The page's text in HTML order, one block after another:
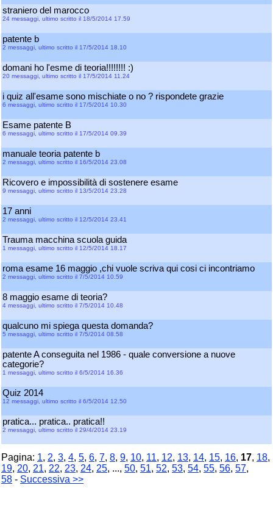
straniero del marocco
24 messaggi, ultimo scritto il 18/5/2014 17.59
patente b
2 messaggi, ultimo scritto il 17/5/2014 18.10
domani ho l'esme di teoria!!!!!!!! :)
20 messaggi, ultimo scritto il 17/5/2014 11.24
i quiz all'esame sono mischiate o no ? rispondete grazie
6 messaggi, ultimo scritto il 17/5/2014 10.30
Esame patente B
6 messaggi, ultimo scritto il 17/5/2014 09.39
manuale teoria patente b
2 messaggi, ultimo scritto il 16/5/2014 23.08
Ricovero e impossibilità di sostenere esame
9 messaggi, ultimo scritto il 13/5/2014 23.28
17 anni
2 messaggi, ultimo scritto il 12/5/2014 23.41
Trauma macchina scuola guida
1 messaggi, ultimo scritto il 12/5/2014 18.17
roma esame 16 maggio ,chi vuole scriva qui cosi ci incontriamo
2 messaggi, ultimo scritto il 7/5/2014 10.59
8 maggio esame di teoria?
4 messaggi, ultimo scritto il 7/5/2014 10.48
qualcuno mi spiega questa domanda?
5 messaggi, ultimo scritto il 7/5/2014 08.58
patente A conseguita nel 1986 - quale conversione a nuove
categorie?
1 messaggi, ultimo scritto il 6/5/2014 16.36
Quiz 2014
12 messaggi, ultimo scritto il 6/5/2014 12.50
pratica... pratica.. pratica!!
2 messaggi, ultimo scritto il 29/4/2014 23.19
Pagina: 1, 2, 3, 4, 5, 6, 7, 8, 9, 10, 11, 12, 13, 14, 15, 16, 17, 18,
19, 20, 21, 22, 23, 24, 25, ..., 50, 51, 52, 53, 54, 55, 56, 57,
58 - Successiva >>